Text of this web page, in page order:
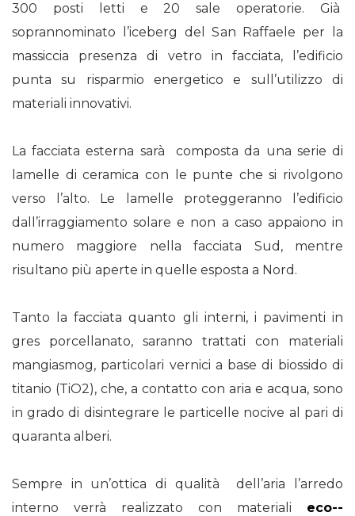
300 posti letti e 20 sale operatorie. Già
soprannominato l’iceberg del San Raffaele per la
massiccia presenza di vetro in facciata, l’edificio
punta su risparmio energetico e sull’utilizzo di
materiali innovativi.
La facciata esterna sarà composta da una serie di
lamelle di ceramica con le punte che si rivolgono
verso l’alto. Le lamelle proteggeranno l’edificio
dall’irraggiamento solare e non a caso appaiono in
numero maggiore nella facciata Sud, mentre
risultano più aperte in quelle esposta a Nord.
Tanto la facciata quanto gli interni, i pavimenti in
gres porcellanato, saranno trattati con materiali
mangiasmog, particolari vernici a base di biossido di
titanio (TiO2), che, a contatto con aria e acqua, sono
in grado di disintegrare le particelle nocive al pari di
quaranta alberi.
Sempre in un’ottica di qualità dell’aria l’arredo
interno verrà realizzato con materiali eco-­